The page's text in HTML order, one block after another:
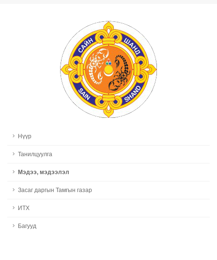
Нүүр
Танилцуулга
Мэдээ, мэдээлэл
Засаг даргын Тамгын газар
ИТХ
Багууд